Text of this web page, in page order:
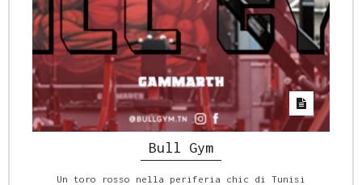
Bull Gym
Un toro rosso nella periferia chic di Tunisi